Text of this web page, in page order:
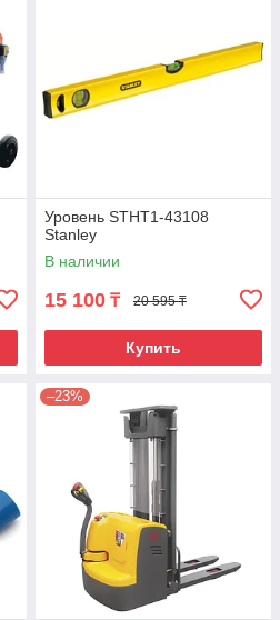
Уровень STHT1-43108
Stanley
В наличии
15 100 ₸ 20 595 ₸
Купить
–23%